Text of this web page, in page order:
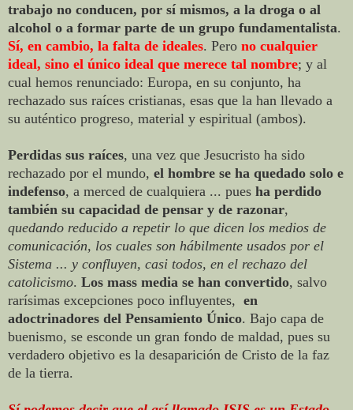
trabajo no conducen, por sí mismos, a la droga o al
alcohol o a formar parte de un grupo fundamentalista.
Sí, en cambio, la falta de ideales. Pero no cualquier
ideal, sino el único ideal que merece tal nombre; y al
cual hemos renunciado: Europa, en su conjunto, ha
rechazado sus raíces cristianas, esas que la han llevado a
su auténtico progreso, material y espiritual (ambos).
Perdidas sus raíces, una vez que Jesucristo ha sido
rechazado por el mundo, el hombre se ha quedado solo e
indefenso, a merced de cualquiera ... pues ha perdido
también su capacidad de pensar y de razonar,
quedando reducido a repetir lo que dicen los medios de
comunicación, los cuales son hábilmente usados por el
Sistema ... y confluyen, casi todos, en el rechazo del
catolicismo. Los mass media se han convertido, salvo
rarísimas excepciones poco influyentes, en
adoctrinadores del Pensamiento Único. Bajo capa de
buenismo, se esconde un gran fondo de maldad, pues su
verdadero objetivo es la desaparición de Cristo de la faz
de la tierra.